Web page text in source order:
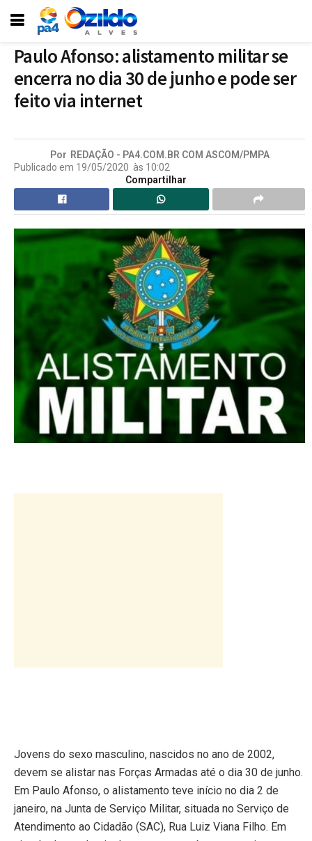
Paulo Afonso: alistamento militar se
encerra no dia 30 de junho e pode ser
feito via internet
Por REDAÇÃO - PA4.COM.BR COM ASCOM/PMPA
Publicado em 19/05/2020 às 10:02
Compartilhar
Jovens do sexo masculino, nascidos no ano de 2002,
devem se alistar nas Forças Armadas até o dia 30 de junho.
Em Paulo Afonso, o alistamento teve início no dia 2 de
janeiro, na Junta de Serviço Militar, situada no Serviço de
Atendimento ao Cidadão (SAC), Rua Luiz Viana Filho. Em